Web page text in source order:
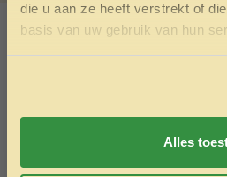
die u aan ze heeft verstrekt of
basis van uw gebruik van hun
Alles
SKU:
Categorieën: Blikvoer
Echt de moeite waard!
Ontvang
Door je in te schrijven ga je
Nee, ik wil